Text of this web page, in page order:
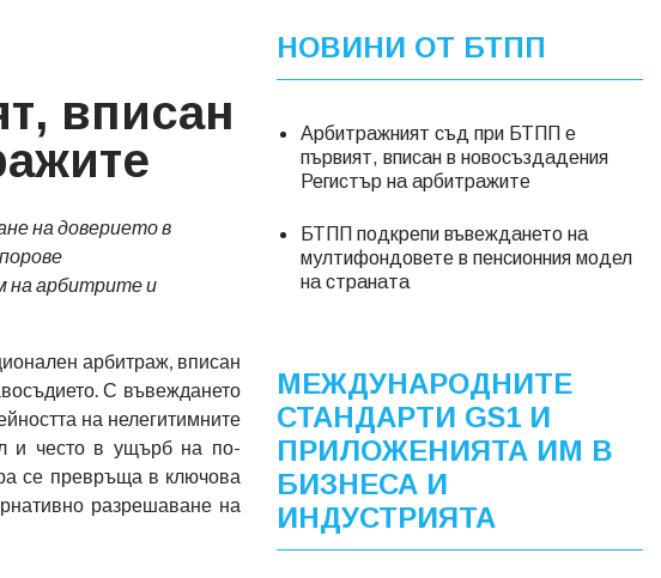
вписан
на доверието в
на арбитрите и
арбитраж, вписан
С въвеждането
на нелегитимните
и често в ущърб на по-
се превръща в ключова
разрешаване на
НОВИНИ ОТ БТПП
Арбитражният съд при БТПП е
първият, вписан в новосъздадения
Регистър на арбитражите
БТПП подкрепи въвеждането на
мултифондовете в пенсионния модел
на страната
МЕЖДУНАРОДНИТЕ
СТАНДАРТИ GS1 И
ПРИЛОЖЕНИЯТА ИМ В
БИЗНЕСА И
ИНДУСТРИЯТА